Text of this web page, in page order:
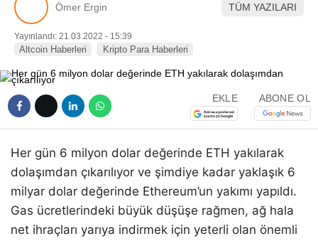
Ömer Ergin TÜM YAZILARI
Yayınlandı: 21.03.2022 - 15:39
Altcoin Haberleri Kripto Para Haberleri
EKLE ABONE OL
Her gün 6 milyon dolar değerinde ETH yakılarak
dolaşımdan çıkarılıyor ve şimdiye kadar yaklaşık 6
milyar dolar değerinde Ethereum’un yakımı yapıldı.
Gas ücretlerindeki büyük düşüşe rağmen, ağ hala
net ihraçları yarıya indirmek için yeterli olan önemli